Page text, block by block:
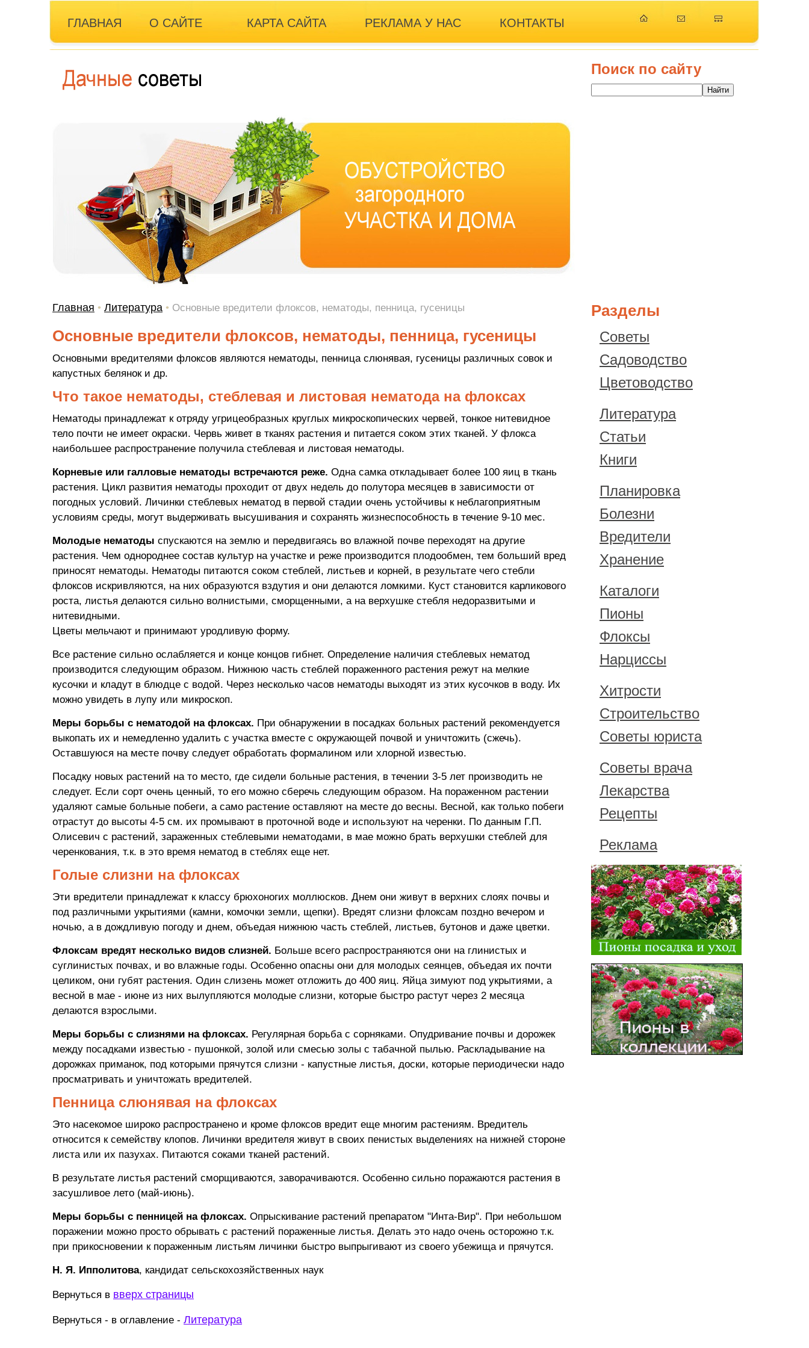
ГЛАВНАЯ О САЙТЕ КАРТА САЙТА РЕКЛАМА У НАС КОНТАКТЫ
Поиск по сайту
Главная • Литература • Основные вредители флоксов, нематоды, пенница, гусеницы
Основные вредители флоксов, нематоды, пенница, гусеницы
Основными вредителями флоксов являются нематоды, пенница слюнявая, гусеницы различных совок и
капустных белянок и др.
Что такое нематоды, стеблевая и листовая нематода на флоксах
Нематоды принадлежат к отряду угрицеобразных круглых микроскопических червей, тонкое нитевидное
тело почти не имеет окраски. Червь живет в тканях растения и питается соком этих тканей. У флокса
наибольшее распространение получила стеблевая и листовая нематоды.
Корневые или галловые нематоды встречаются реже. Одна самка откладывает более 100 яиц в ткань
растения. Цикл развития нематоды проходит от двух недель до полутора месяцев в зависимости от
погодных условий. Личинки стеблевых нематод в первой стадии очень устойчивы к неблагоприятным
условиям среды, могут выдерживать высушивания и сохранять жизнеспособность в течение 9-10 мес.
Молодые нематоды спускаются на землю и передвигаясь во влажной почве переходят на другие
растения. Чем однороднее состав культур на участке и реже производится плодообмен, тем больший вред
приносят нематоды. Нематоды питаются соком стеблей, листьев и корней, в результате чего стебли
флоксов искривляются, на них образуются вздутия и они делаются ломкими. Куст становится карликового
роста, листья делаются сильно волнистыми, сморщенными, а на верхушке стебля недоразвитыми и
нитевидными.
Цветы мельчают и принимают уродливую форму.
Все растение сильно ослабляется и конце концов гибнет. Определение наличия стеблевых нематод
производится следующим образом. Нижнюю часть стеблей пораженного растения режут на мелкие
кусочки и кладут в блюдце с водой. Через несколько часов нематоды выходят из этих кусочков в воду. Их
можно увидеть в лупу или микроскоп.
Меры борьбы с нематодой на флоксах. При обнаружении в посадках больных растений рекомендуется
выкопать их и немедленно удалить с участка вместе с окружающей почвой и уничтожить (сжечь).
Оставшуюся на месте почву следует обработать формалином или хлорной известью.
Посадку новых растений на то место, где сидели больные растения, в течении 3-5 лет производить не
следует. Если сорт очень ценный, то его можно сберечь следующим образом. На пораженном растении
удаляют самые больные побеги, а само растение оставляют на месте до весны. Весной, как только побеги
отрастут до высоты 4-5 см. их промывают в проточной воде и используют на черенки. По данным Г.П.
Олисевич с растений, зараженных стеблевыми нематодами, в мае можно брать верхушки стеблей для
черенкования, т.к. в это время нематод в стеблях еще нет.
Голые слизни на флоксах
Эти вредители принадлежат к классу брюхоногих моллюсков. Днем они живут в верхних слоях почвы и
под различными укрытиями (камни, комочки земли, щепки). Вредят слизни флоксам поздно вечером и
ночью, а в дождливую погоду и днем, объедая нижнюю часть стеблей, листьев, бутонов и даже цветки.
Флоксам вредят несколько видов слизней. Больше всего распространяются они на глинистых и
суглинистых почвах, и во влажные годы. Особенно опасны они для молодых сеянцев, объедая их почти
целиком, они губят растения. Один слизень может отложить до 400 яиц. Яйца зимуют под укрытиями, а
весной в мае - июне из них вылупляются молодые слизни, которые быстро растут через 2 месяца
делаются взрослыми.
Меры борьбы с слизнями на флоксах. Регулярная борьба с сорняками. Опудривание почвы и дорожек
между посадками известью - пушонкой, золой или смесью золы с табачной пылью. Раскладывание на
дорожках приманок, под которыми прячутся слизни - капустные листья, доски, которые периодически надо
просматривать и уничтожать вредителей.
Пенница слюнявая на флоксах
Это насекомое широко распространено и кроме флоксов вредит еще многим растениям. Вредитель
относится к семейству клопов. Личинки вредителя живут в своих пенистых выделениях на нижней стороне
листа или их пазухах. Питаются соками тканей растений.
В результате листья растений сморщиваются, заворачиваются. Особенно сильно поражаются растения в
засушливое лето (май-июнь).
Меры борьбы с пенницей на флоксах. Опрыскивание растений препаратом "Инта-Вир". При небольшом
поражении можно просто обрывать с растений пораженные листья. Делать это надо очень осторожно т.к.
при прикосновении к пораженным листьям личинки быстро выпрыгивают из своего убежища и прячутся.
Н. Я. Ипполитова, кандидат сельскохозяйственных наук
Вернуться в вверх страницы
Вернуться - в оглавление - Литература
Разделы
Советы
Садоводство
Цветоводство
Литература
Статьи
Книги
Планировка
Болезни
Вредители
Хранение
Каталоги
Пионы
Флоксы
Нарциссы
Хитрости
Строительство
Советы юриста
Советы врача
Лекарства
Рецепты
Реклама